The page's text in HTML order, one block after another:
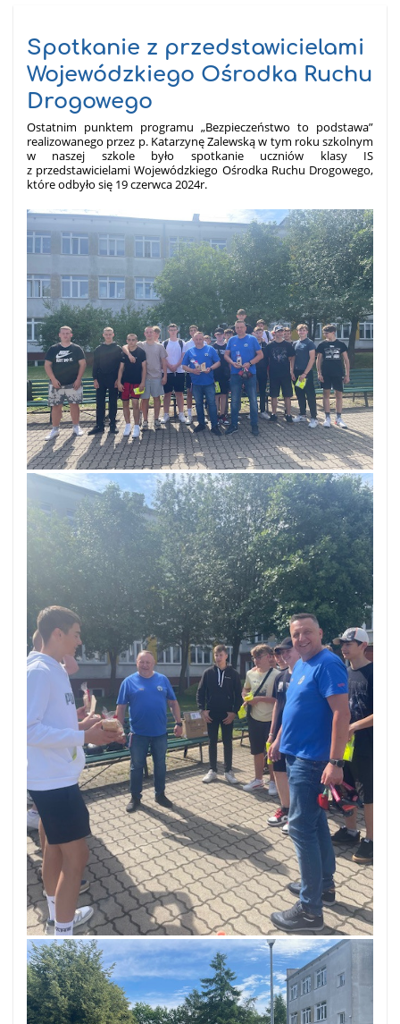
Spotkanie z przedstawicielami
Wojewódzkiego Ośrodka Ruchu
Drogowego
Ostatnim punktem programu „Bezpieczeństwo to podstawa”
realizowanego przez p. Katarzynę Zalewską w tym roku szkolnym
w naszej szkole było spotkanie uczniów klasy IS
z przedstawicielami Wojewódzkiego Ośrodka Ruchu Drogowego,
które odbyło się 19 czerwca 2024r.